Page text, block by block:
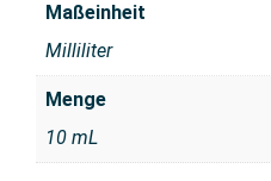
Maßeinheit
Milliliter
Menge
10 mL